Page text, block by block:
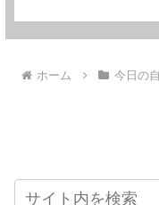
ホーム 今日の